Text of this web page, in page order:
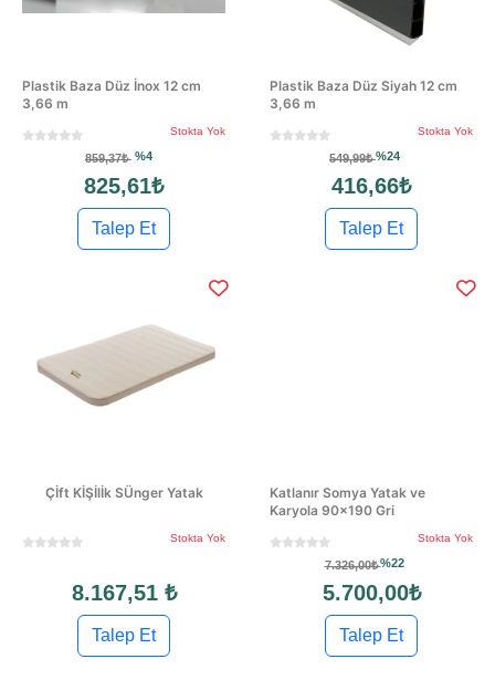
Plastik Baza Düz İnox 12 cm
3,66 m
Stokta Yok
859,37₺ %4
825,61₺
Talep Et
Plastik Baza Düz Siyah 12 cm
3,66 m
Stokta Yok
549,99₺%24
416,66₺
Talep Et
Çİft KİŞİlİk SÜnger Yatak
Stokta Yok
8.167,51 ₺
Talep Et
Katlanır Somya Yatak ve
Karyola 90x190 Gri
Stokta Yok
7.326,00₺%22
5.700,00₺
Talep Et